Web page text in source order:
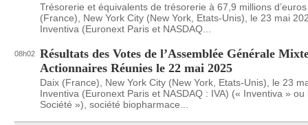
Trésorerie et équivalents de trésorerie à 67,9 millions
(France), New York City (New York, Etats-Unis), le 23 mai
Inventiva (Euronext Paris et NASDAQ...
08h02 Résultats des Votes de l’Assemblée Générale
Actionnaires Réunies le 22 mai 2025
Daix (France), New York City (New York, Etats-Unis), le 23
Inventiva (Euronext Paris et NASDAQ : IVA) (« Inventiva » ou
Société »), société biopharmace...